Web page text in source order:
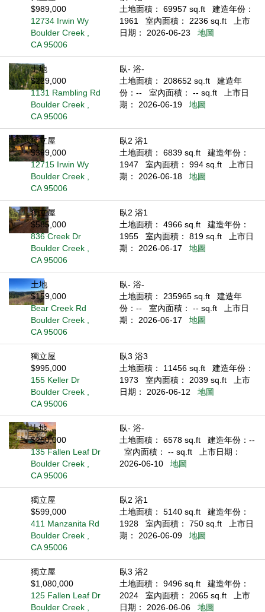
$989,000
12734 Irwin Wy
Boulder Creek ,
CA 95006
土地面積： 69957 sq.ft
建造年份：
1961
室內面積： 2236 sq.ft
上市
日期： 2026-06-23
地圖
土地
$229,000
1131 Rambling Rd
Boulder Creek ,
CA 95006
臥- 浴-
土地面積： 208652 sq.ft
建造年
份：--
室內面積： -- sq.ft
上市日
期： 2026-06-19
地圖
獨立屋
$399,000
12715 Irwin Wy
Boulder Creek ,
CA 95006
臥2 浴1
土地面積： 6839 sq.ft
建造年份：
1947
室內面積： 994 sq.ft
上市日
期： 2026-06-18
地圖
獨立屋
$585,000
836 Creek Dr
Boulder Creek ,
CA 95006
臥2 浴1
土地面積： 4966 sq.ft
建造年份：
1955
室內面積： 819 sq.ft
上市日
期： 2026-06-17
地圖
土地
$159,000
Bear Creek Rd
Boulder Creek ,
CA 95006
臥- 浴-
土地面積： 235965 sq.ft
建造年
份：--
室內面積： -- sq.ft
上市日
期： 2026-06-17
地圖
獨立屋
$995,000
155 Keller Dr
Boulder Creek ,
CA 95006
臥3 浴3
土地面積： 11456 sq.ft
建造年份：
1973
室內面積： 2039 sq.ft
上市
日期： 2026-06-12
地圖
土地
$250,000
135 Fallen Leaf Dr
Boulder Creek ,
CA 95006
臥- 浴-
土地面積： 6578 sq.ft
建造年份：--
室內面積： -- sq.ft
上市日期：
2026-06-10
地圖
獨立屋
$599,000
411 Manzanita Rd
Boulder Creek ,
CA 95006
臥2 浴1
土地面積： 5140 sq.ft
建造年份：
1928
室內面積： 750 sq.ft
上市日
期： 2026-06-09
地圖
獨立屋
$1,080,000
125 Fallen Leaf Dr
Boulder Creek ,
臥3 浴2
土地面積： 9496 sq.ft
建造年份：
2024
室內面積： 2065 sq.ft
上市
日期： 2026-06-06
地圖